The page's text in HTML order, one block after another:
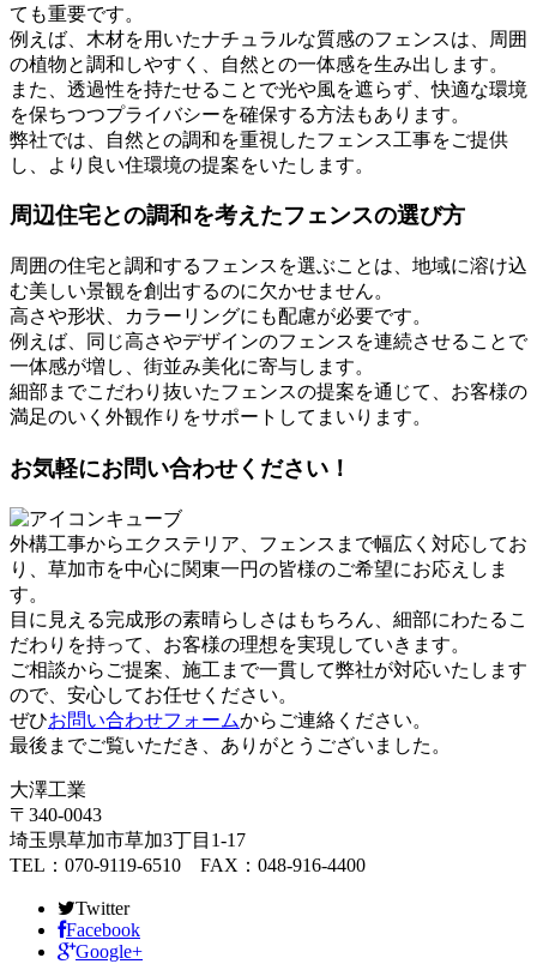
ても重要です。
例えば、木材を用いたナチュラルな質感のフェンスは、周囲
の植物と調和しやすく、自然との一体感を生み出します。
また、透過性を持たせることで光や風を遮らず、快適な環境
を保ちつつプライバシーを確保する方法もあります。
弊社では、自然との調和を重視したフェンス工事をご提供
し、より良い住環境の提案をいたします。
周辺住宅との調和を考えたフェンスの選び方
周囲の住宅と調和するフェンスを選ぶことは、地域に溶け込
む美しい景観を創出するのに欠かせません。
高さや形状、カラーリングにも配慮が必要です。
例えば、同じ高さやデザインのフェンスを連続させることで
一体感が増し、街並み美化に寄与します。
細部までこだわり抜いたフェンスの提案を通じて、お客様の
満足のいく外観作りをサポートしてまいります。
お気軽にお問い合わせください！
外構工事からエクステリア、フェンスまで幅広く対応してお
り、草加市を中心に関東一円の皆様のご希望にお応えしま
す。
目に見える完成形の素晴らしさはもちろん、細部にわたるこ
だわりを持って、お客様の理想を実現していきます。
ご相談からご提案、施工まで一貫して弊社が対応いたします
ので、安心してお任せください。
ぜひお問い合わせフォームからご連絡ください。
最後までご覧いただき、ありがとうございました。
大澤工業
〒340-0043
埼玉県草加市草加3丁目1-17
TEL：070-9119-6510 FAX：048-916-4400
Twitter
Facebook
Google+